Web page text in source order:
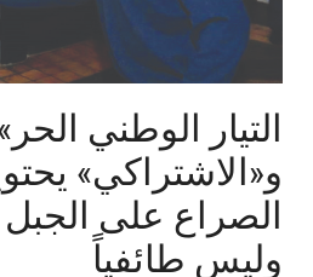
و«الاشتراكي»
الصراع على
وليس طائفياً